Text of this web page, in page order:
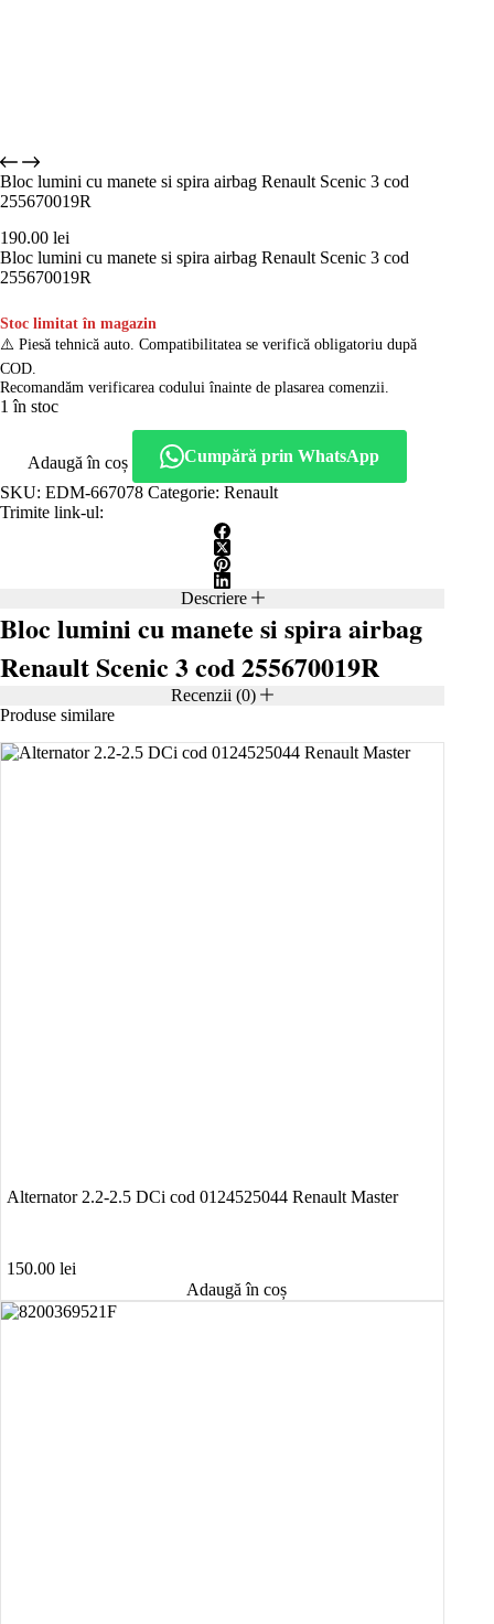
Bloc lumini cu manete si spira airbag Renault Scenic 3 cod
255670019R
190.00 lei
Bloc lumini cu manete si spira airbag Renault Scenic 3 cod
255670019R
Stoc limitat în magazin
⚠️ Piesă tehnică auto. Compatibilitatea se verifică obligatoriu după
COD.
Recomandăm verificarea codului înainte de plasarea comenzii.
1 în stoc
Adaugă în coș
Cumpără prin WhatsApp
SKU: EDM-667078 Categorie: Renault
Trimite link-ul:
Descriere
Bloc lumini cu manete si spira airbag
Renault Scenic 3 cod 255670019R
Recenzii (0)
Produse similare
Alternator 2.2-2.5 DCi cod 0124525044 Renault Master
150.00 lei
Adaugă în coș